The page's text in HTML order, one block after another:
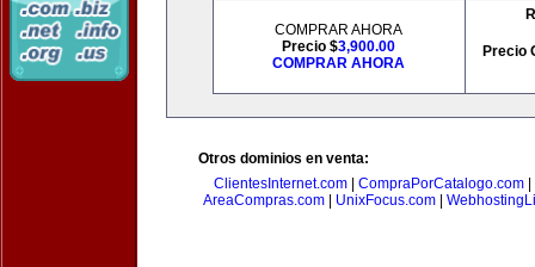
COMPRAR AHORA
Precio $3,900.00
COMPRAR AHORA
Precio
Otros dominios en venta:
ClientesInternet.com
CompraPorCatalogo.com
AreaCompras.com
UnixFocus.com